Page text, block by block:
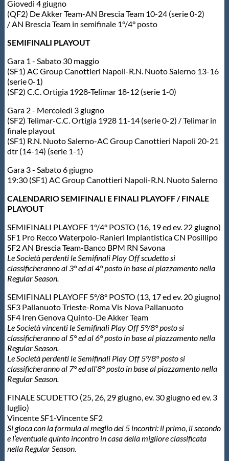
Giovedì 4 giugno
(QF2) De Akker Team-AN Brescia Team 10-24 (serie 0-2)
/ AN Brescia Team in semifinale 1°/4° posto
SEMIFINALI PLAYOUT
Gara 1 - Sabato 30 maggio
(SF1) AC Group Canottieri Napoli-R.N. Nuoto Salerno 13-16
(serie 0-1)
(SF2) C.C. Ortigia 1928-Telimar 18-12 (serie 1-0)
Gara 2 - Mercoledì 3 giugno
(SF2) Telimar-C.C. Ortigia 1928 11-14 (serie 0-2) / Telimar in
finale playout
(SF1) R.N. Nuoto Salerno-AC Group Canottieri Napoli 20-21
dtr (14-14) (serie 1-1)
Gara 3 - Sabato 6 giugno
19:30 (SF1) AC Group Canottieri Napoli-R.N. Nuoto Salerno
CALENDARIO SEMIFINALI E FINALI PLAYOFF / FINALE
PLAYOUT
SEMIFINALI PLAYOFF 1°/4° POSTO (16, 19 ed ev. 22 giugno)
SF1 Pro Recco Waterpolo-Ranieri Impiantistica CN Posillipo
SF2 AN Brescia Team-Banco BPM RN Savona
Le Società perdenti le Semifinali Play Off scudetto si
classificheranno al 3° ed al 4° posto in base al piazzamento nella
Regular Season.
SEMIFINALI PLAYOFF 5°/8° POSTO (13, 17 ed ev. 20 giugno)
SF3 Pallanuoto Trieste-Roma Vis Nova Pallanuoto
SF4 Iren Genova Quinto-De Akker Team
Le Società vincenti le Semifinali Play Off 5°/8° posto si
classificheranno al 5° ed al 6° posto in base al piazzamentonella
Regular Season.
Le Società perdenti le Semifinali Play Off 5°/8° posto si
classificheranno al 7° ed all’8° posto in base al piazzamentonella
Regular Season.
FINALE SCUDETTO (25, 26, 29 giugno, ev. 30 giugno ed ev. 3
luglio)
Vincente SF1-Vincente SF2
Si gioca con la formula al meglio dei 5 incontri: il primo, il secondo
e l’eventuale quinto incontro in casa della migliore classificata
nella Regular Season.